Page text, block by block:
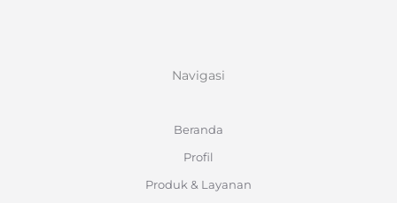
Navigasi
Beranda
Profil
Produk & Layanan